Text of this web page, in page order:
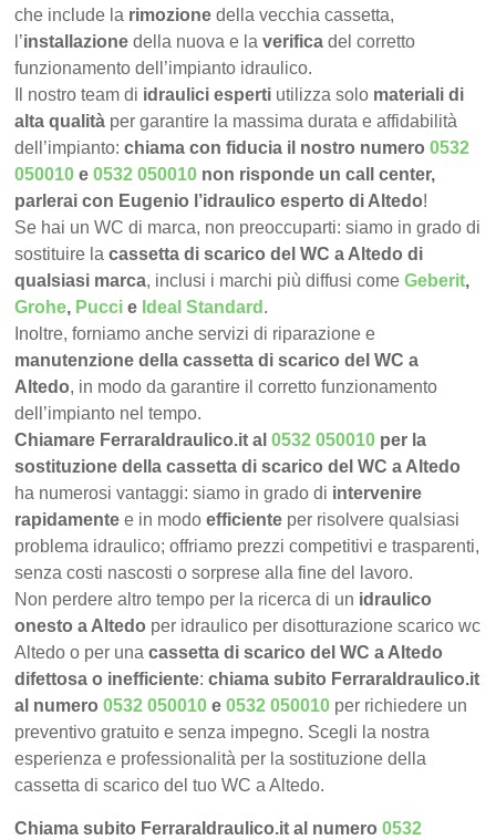
che include la rimozione della vecchia cassetta,
l’installazione della nuova e laverifica del corretto
funzionamento dell’impianto idraulico.
Il nostro team di idraulici esperti utilizza solo materiali di
alta qualità per garantire la massima durata e affidabilità
dell’impianto:chiama con fiducia il nostro numero0532
050010 e0532 050010 non risponde un call center,
parlerai con Eugenio l’idraulico esperto di Altedo!
Se hai un WC di marca, non preoccuparti: siamo in grado di
sostituire lacassetta di scarico del WC a Altedo di
qualsiasi marca, inclusi i marchi più diffusi comeGeberit,
Grohe, Pucci e Ideal Standard .
Inoltre, forniamo anche servizi di riparazione e
manutenzione della cassetta di scarico del WC a
Altedo, in modo da garantire il corretto funzionamento
dell’impianto nel tempo.
Chiamare FerraraIdraulico.it al0532 050010 per la
sostituzione della cassetta di scarico del WC a Altedo
ha numerosi vantaggi: siamo in grado di intervenire
rapidamente e in modoefficiente per risolvere qualsiasi
problema idraulico; offriamo prezzi competitivi e trasparenti,
senza costi nascosti o sorprese alla fine del lavoro.
Non perdere altro tempo per la ricerca di un idraulico
onesto a Altedo per idraulico per disotturazione scarico wc
Altedo o per unacassetta di scarico del WC a Altedo
difettosa o inefficiente:chiama subito FerraraIdraulico.it
al numero0532 050010 e0532 050010 per richiedere un
preventivo gratuito e senza impegno. Scegli la nostra
esperienza e professionalità per la sostituzione della
cassetta di scarico del tuo WC a Altedo.
Chiama subito FerraraIdraulico.it al numero0532